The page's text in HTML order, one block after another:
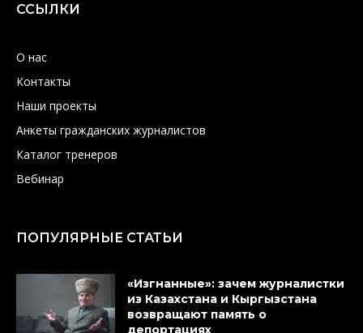
ССЫЛКИ
О нас
Контакты
Наши проекты
Анкеты гражданских журналистов
Каталог тренеров
Вебинар
ПОПУЛЯРНЫЕ СТАТЬИ
«Изгнанные»: зачем журналистки
из Казахстана и Кыргызстана
возвращают память о
депортациях